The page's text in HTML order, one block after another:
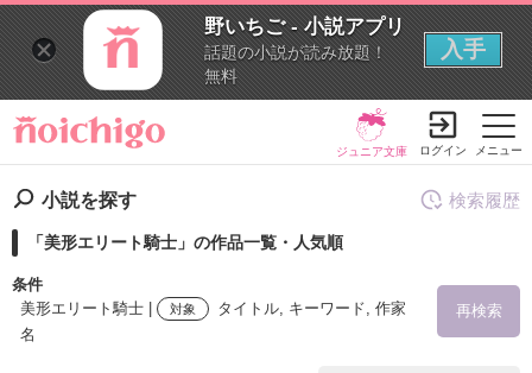
野いちご - 小説アプリ
話題の小説が読み放題！
無料
入手
メニュー
ジュニア文庫 ログイン
小説を探す
「美形エリート騎士」の作品一覧・人気順
条件
美形エリート騎士 |
対象
タイトル, キーワード, 作家
名
再検索
検索履歴